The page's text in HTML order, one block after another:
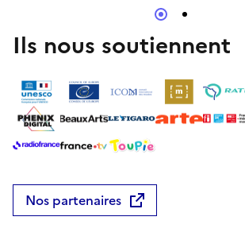
cas de mauvais temps, le bal est annulé.
Ils nous soutiennent
Nos partenaires